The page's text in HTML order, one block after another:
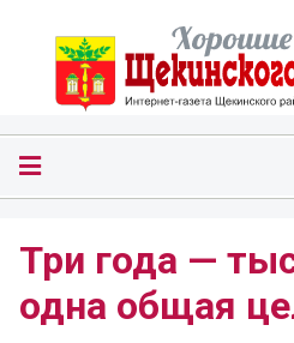
Три года —
одна общая